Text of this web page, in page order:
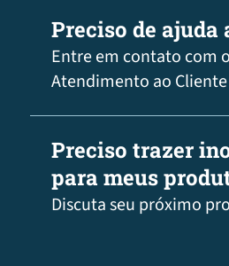
Preciso de ajuda
Entre em contato com
Atendimento ao Cliente
Preciso trazer
para meus
Discuta seu próximo